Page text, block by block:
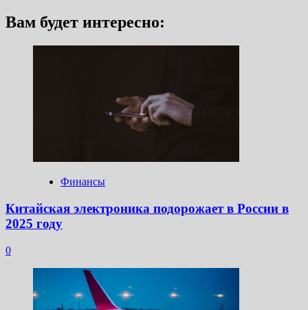
Вам будет интересно:
Финансы
Китайская электроника подорожает в России в
2025 году
0